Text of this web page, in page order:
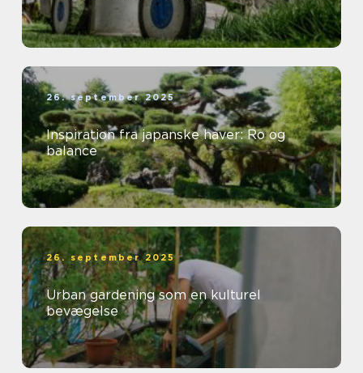
26. september 2025
Inspiration fra japanske haver: Ro og
balance
26. september 2025
Urban gardening som en kulturel
bevægelse